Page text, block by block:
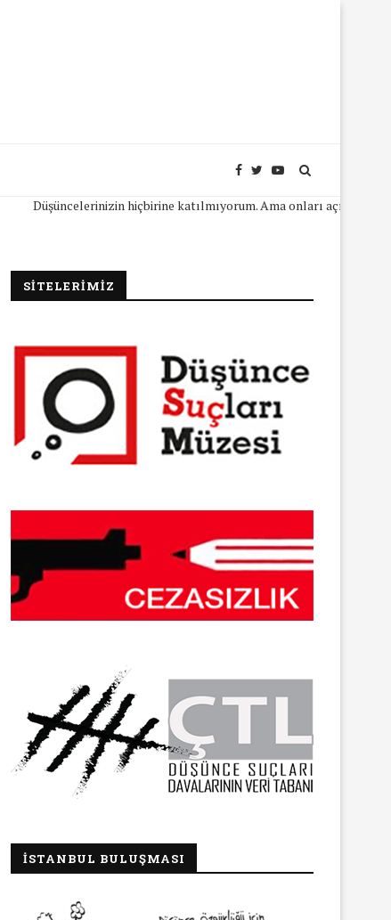
Düşüncelerinizin hiçbirine katılmıyorum. Ama onları açıkça ifade
SİTELERİMİZ
İSTANBUL BULUŞMASI